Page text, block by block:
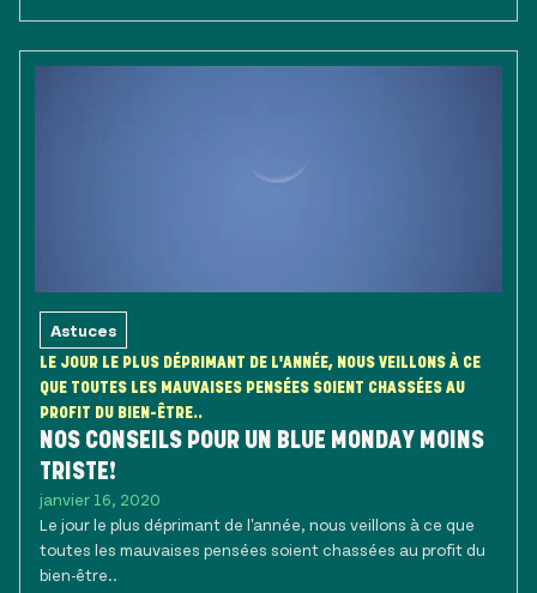
Astuces
LE JOUR LE PLUS DÉPRIMANT DE L'ANNÉE, NOUS VEILLONS À CE
QUE TOUTES LES MAUVAISES PENSÉES SOIENT CHASSÉES AU
PROFIT DU BIEN-ÊTRE..
NOS CONSEILS POUR UN BLUE MONDAY MOINS
TRISTE!
janvier 16, 2020
Le jour le plus déprimant de l'année, nous veillons à ce que
toutes les mauvaises pensées soient chassées au profit du
bien-être..